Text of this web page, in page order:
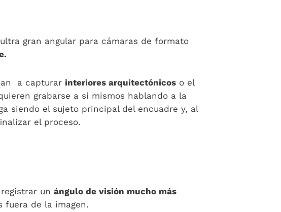
gran angular para cámaras de formato
a capturar interiores arquitectónicos o el
grabarse a sí mismos hablando a la
siendo el sujeto principal del encuadre y, al
el proceso.
un ángulo de visión mucho más
fuera de la imagen.